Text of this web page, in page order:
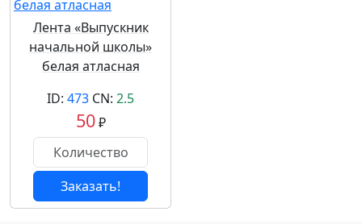
Лента «Выпускник
начальной школы»
белая атласная
ID: 473 CN: 2.5
50₽
Заказать!